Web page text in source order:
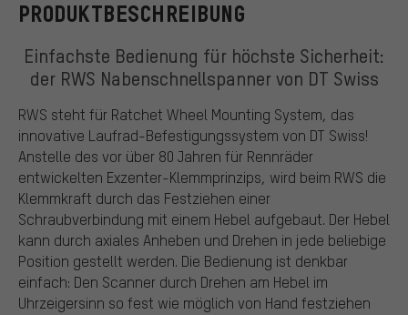
PRODUKTBESCHREIBUNG
Einfachste Bedienung für höchste Sicherheit:
der RWS Nabenschnellspanner von DT Swiss
RWS steht für Ratchet Wheel Mounting System, das
innovative Laufrad-Befestigungssystem von DT Swiss!
Anstelle des vor über 80 Jahren für Rennräder
entwickelten Exzenter-Klemmprinzips, wird beim RWS die
Klemmkraft durch das Festziehen einer
Schraubverbindung mit einem Hebel aufgebaut. Der Hebel
kann durch axiales Anheben und Drehen in jede beliebige
Position gestellt werden. Die Bedienung ist denkbar
einfach: Den Scanner durch Drehen am Hebel im
Uhrzeigersinn so fest wie möglich von Hand festziehen